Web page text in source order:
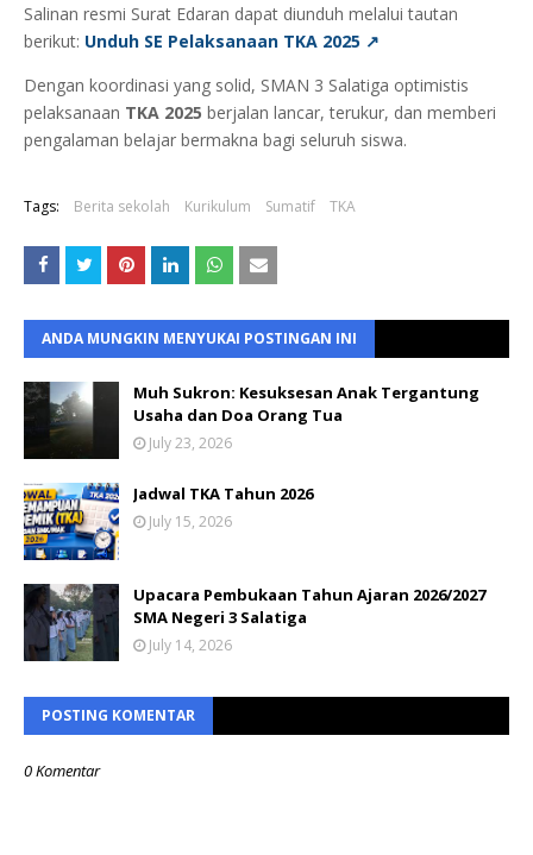
Salinan resmi Surat Edaran dapat diunduh melalui tautan
berikut: Unduh SE Pelaksanaan TKA 2025 ↗
Dengan koordinasi yang solid, SMAN 3 Salatiga optimistis
pelaksanaan TKA 2025 berjalan lancar, terukur, dan memberi
pengalaman belajar bermakna bagi seluruh siswa.
Tags: Berita sekolah Kurikulum Sumatif TKA
ANDA MUNGKIN MENYUKAI POSTINGAN INI
Muh Sukron: Kesuksesan Anak Tergantung
Usaha dan Doa Orang Tua
July 23, 2026
Jadwal TKA Tahun 2026
July 15, 2026
Upacara Pembukaan Tahun Ajaran 2026/2027
SMA Negeri 3 Salatiga
July 14, 2026
POSTING KOMENTAR
0 Komentar